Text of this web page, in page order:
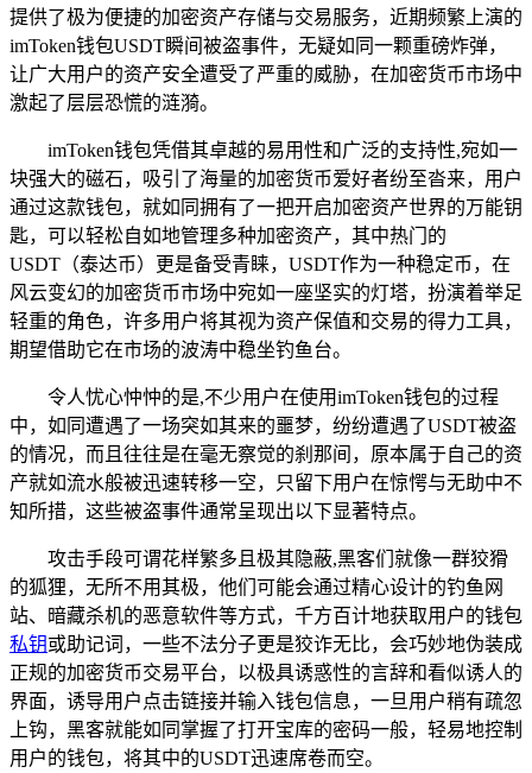
提供了极为便捷的加密资产存储与交易服务，近期频繁上演的
imToken钱包USDT瞬间被盗事件，无疑如同一颗重磅炸弹，
让广大用户的资产安全遭受了严重的威胁，在加密货币市场中
激起了层层恐慌的涟漪。
imToken钱包凭借其卓越的易用性和广泛的支持性,宛如一
块强大的磁石，吸引了海量的加密货币爱好者纷至沓来，用户
通过这款钱包，就如同拥有了一把开启加密资产世界的万能钥
匙，可以轻松自如地管理多种加密资产，其中热门的
USDT（泰达币）更是备受青睐，USDT作为一种稳定币，在
风云变幻的加密货币市场中宛如一座坚实的灯塔，扮演着举足
轻重的角色，许多用户将其视为资产保值和交易的得力工具，
期望借助它在市场的波涛中稳坐钓鱼台。
令人忧心忡忡的是,不少用户在使用imToken钱包的过程
中，如同遭遇了一场突如其来的噩梦，纷纷遭遇了USDT被盗
的情况，而且往往是在毫无察觉的刹那间，原本属于自己的资
产就如流水般被迅速转移一空，只留下用户在惊愕与无助中不
知所措，这些被盗事件通常呈现出以下显著特点。
攻击手段可谓花样繁多且极其隐蔽,黑客们就像一群狡猾
的狐狸，无所不用其极，他们可能会通过精心设计的钓鱼网
站、暗藏杀机的恶意软件等方式，千方百计地获取用户的钱包
私钥或助记词，一些不法分子更是狡诈无比，会巧妙地伪装成
正规的加密货币交易平台，以极具诱惑性的言辞和看似诱人的
界面，诱导用户点击链接并输入钱包信息，一旦用户稍有疏忽
上钩，黑客就能如同掌握了打开宝库的密码一般，轻易地控制
用户的钱包，将其中的USDT迅速席卷而空。